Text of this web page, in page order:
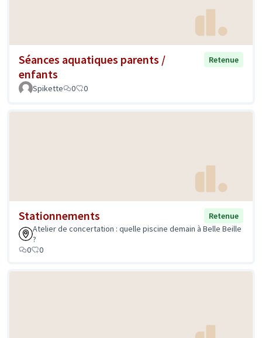
Séances aquatiques parents /
enfants
Retenue
Spikette 0 0
Stationnements
Retenue
Atelier de concertation : quelle piscine demain à Belle Beille
?
0
0